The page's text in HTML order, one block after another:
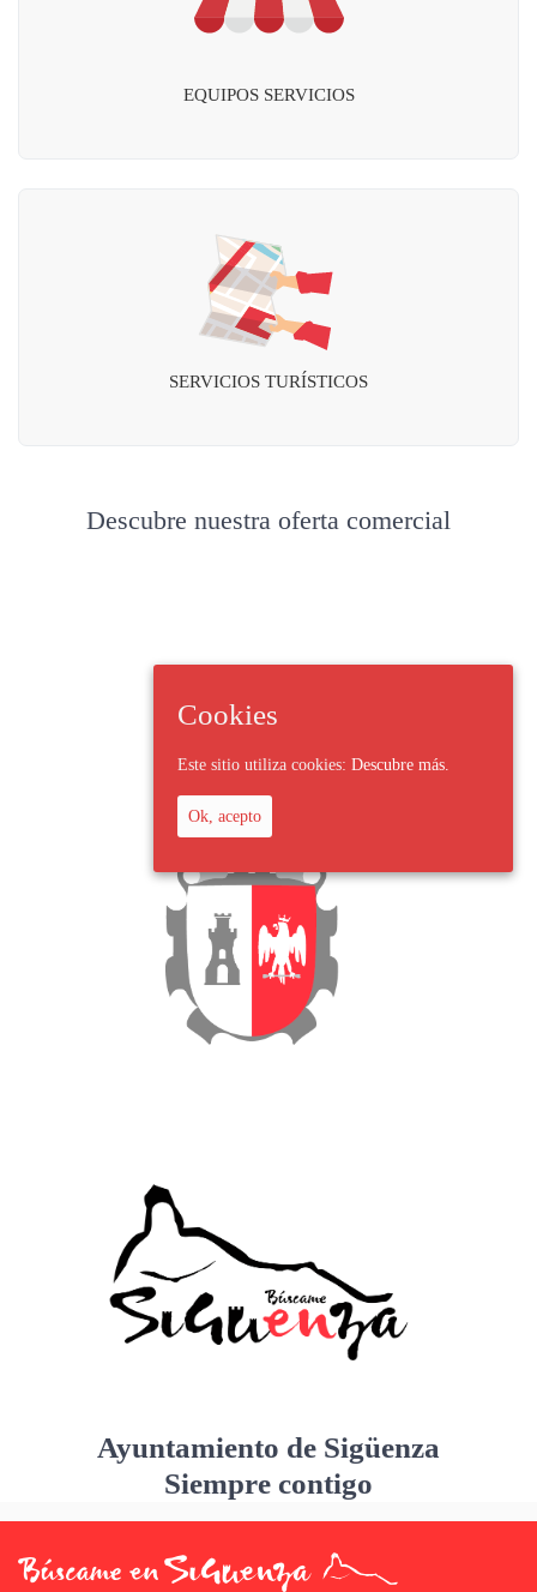
EQUIPOS SERVICIOS
SERVICIOS TURÍSTICOS
Descubre nuestra oferta comercial
Ayuntamiento de Sigüenza
Siempre contigo
Cookies
Este sitio utiliza cookies: Descubre más.
Ok, acepto